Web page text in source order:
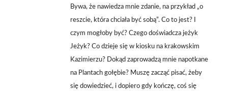
Bywa, że nawiedza mnie zdanie, na przykład „o
reszcie, która chciała być sobą”. Co to jest? I
czym mogłoby być? Czego doświadcza jeżyk
Jeżyk? Co dzieje się w kiosku na krakowskim
Kazimierzu? Dokąd zaprowadzą mnie napotkane
na Plantach gołębie? Muszę zacząć pisać, żeby
się dowiedzieć, i dopiero gdy kończę, coś się